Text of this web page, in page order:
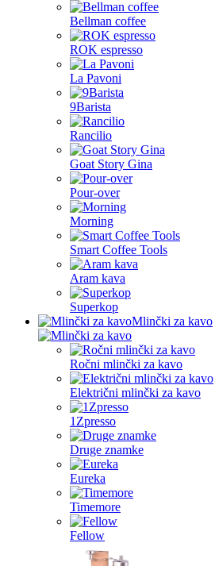
Bellman coffee
ROK espresso
La Pavoni
9Barista
Rancilio
Goat Story Gina
Pour-over
Morning
Smart Coffee Tools
Aram kava
Superkop
Mlinčki za kavo
Ročni mlinčki za kavo
Električni mlinčki za kavo
1Zpresso
Druge znamke
Eureka
Timemore
Fellow